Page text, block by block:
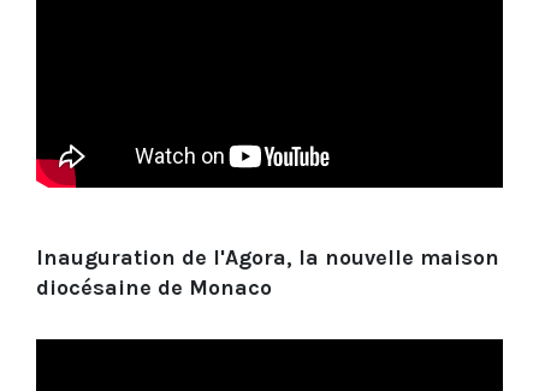
Inauguration de l'Agora, la nouvelle maison
diocésaine de Monaco